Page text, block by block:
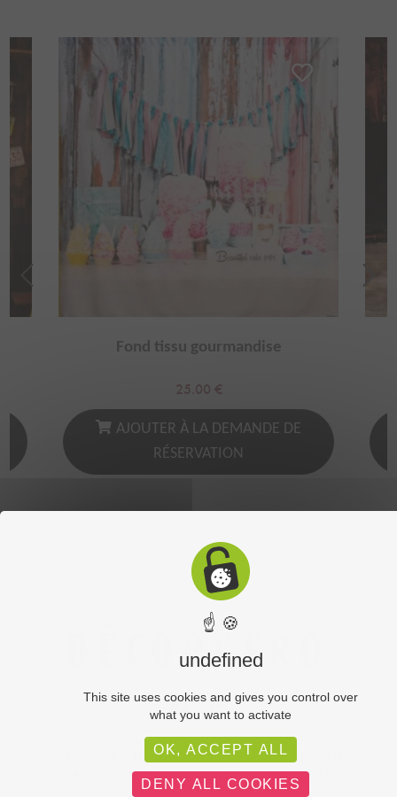
Fond tissu gourmandise
25.00 €
AJOUTER À LA DEMANDE DE
RÉSERVATION
POLITIQUE DE
CONFIDENTIALITÉ
PLAN DU
SITE
MENTIONS
LÉGALES
☝ 🍪
undefined
This site uses cookies and gives you control over
what you want to activate
OK, ACCEPT ALL
DENY ALL COOKIES